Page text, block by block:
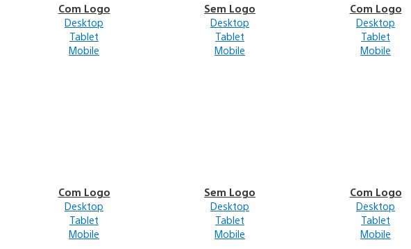
Com Logo
Desktop
Tablet
Mobile
Sem Logo
Desktop
Tablet
Mobile
Com Logo
Desktop
Tablet
Mobile
Com Logo
Desktop
Tablet
Mobile
Sem Logo
Desktop
Tablet
Mobile
Com Logo
Desktop
Tablet
Mobile